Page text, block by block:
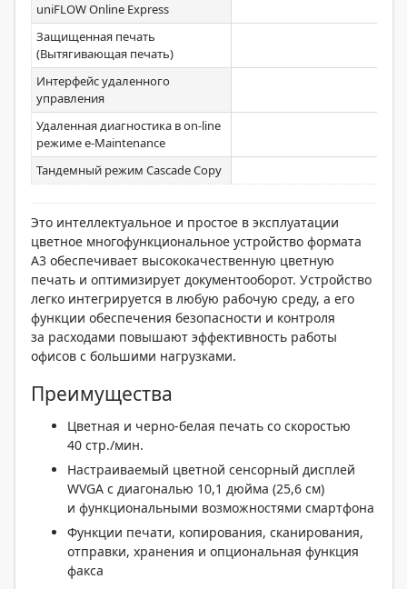
uniFLOW Online Express
Защищенная печать
(Вытягивающая печать)
Интерфейс удаленного
управления
Удаленная диагностика в on-line
режиме e-Maintenance
Тандемный режим Cascade Copy
Это интеллектуальное и простое в эксплуатации
цветное многофункциональное устройство формата
A3 обеспечивает высококачественную цветную
печать и оптимизирует документооборот. Устройство
легко интегрируется в любую рабочую среду, а его
функции обеспечения безопасности и контроля
за расходами повышают эффективность работы
офисов с большими нагрузками.
Преимущества
Цветная и черно-белая печать со скоростью
40 стр./мин.
Настраиваемый цветной сенсорный дисплей
WVGA с диагональю 10,1 дюйма (25,6 см)
и функциональными возможностями смартфона
Функции печати, копирования, сканирования,
отправки, хранения и опциональная функция
факса